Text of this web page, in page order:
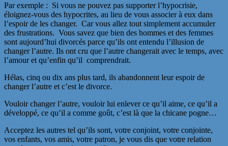
Par exemple : Si vous ne pouvez pas supporter l’hypocrisie,
éloignez-vous des hypocrites, au lieu de vous associer à eux dans
l’espoir de les changer. Car vous allez tout simplement accumuler
des frustrations. Vous savez que bien des hommes et des femmes
sont aujourd’hui divorcés parce qu’ils ont entendu l’illusion de
changer l’autre. Ils ont cru que l’autre changerait avec le temps, avec
l’amour et qu’enfin qu’il comprendrait.
Hélas, cinq ou dix ans plus tard, ils abandonnent leur espoir de
changer l’autre et c’est le divorce.
Vouloir changer l’autre, vouloir lui enlever ce qu’il aime, ce qu’il a
développé, ce qu’il a comme goût, c’est là que la chicane pogne…
Acceptez les autres tel qu’ils sont, votre conjoint, votre conjointe,
vos enfants, vos amis, votre patron, je vous dis que votre relation